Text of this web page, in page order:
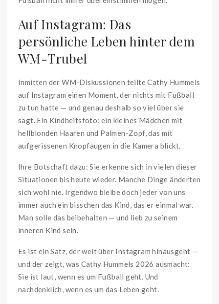
Auf Instagram: Das
persönliche Leben hinter dem
WM-Trubel
Inmitten der WM-Diskussionen teilte Cathy Hummels
auf Instagram einen Moment, der nichts mit Fußball
zu tun hatte — und genau deshalb so viel über sie
sagt. Ein Kindheitsfoto: ein kleines Mädchen mit
hellblonden Haaren und Palmen-Zopf, das mit
aufgerissenen Knopfaugen in die Kamera blickt.
Ihre Botschaft dazu: Sie erkenne sich in vielen dieser
Situationen bis heute wieder. Manche Dinge änderten
sich wohl nie. Irgendwo bleibe doch jeder von uns
immer auch ein bisschen das Kind, das er einmal war.
Man solle das beibehalten — und lieb zu seinem
inneren Kind sein.
Es ist ein Satz, der weit über Instagram hinausgeht —
und der zeigt, was Cathy Hummels 2026 ausmacht:
Sie ist laut, wenn es um Fußball geht. Und
nachdenklich, wenn es um das Leben geht.